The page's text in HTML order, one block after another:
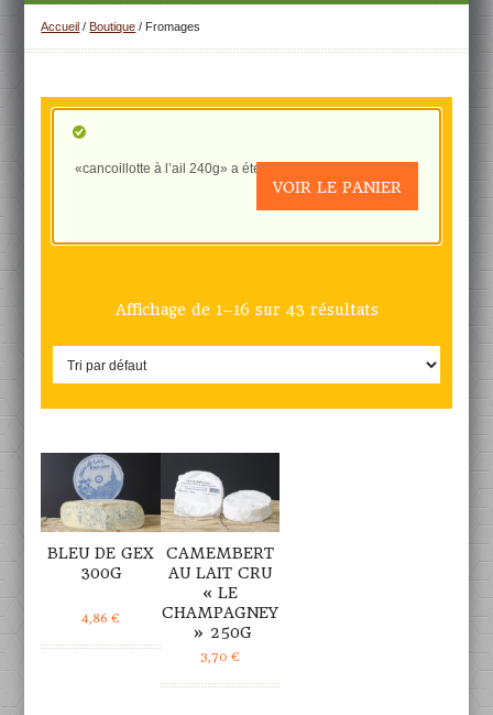
Accueil / Boutique / Fromages
«cancoillotte à l’ail 240g» a été ajouté à votre panier.
VOIR LE PANIER
Affichage de 1–16 sur 43 résultats
BLEU DE GEX
300G
4,86€
CAMEMBERT
AU LAIT CRU
« LE
CHAMPAGNEY
» 250G
3,70 €